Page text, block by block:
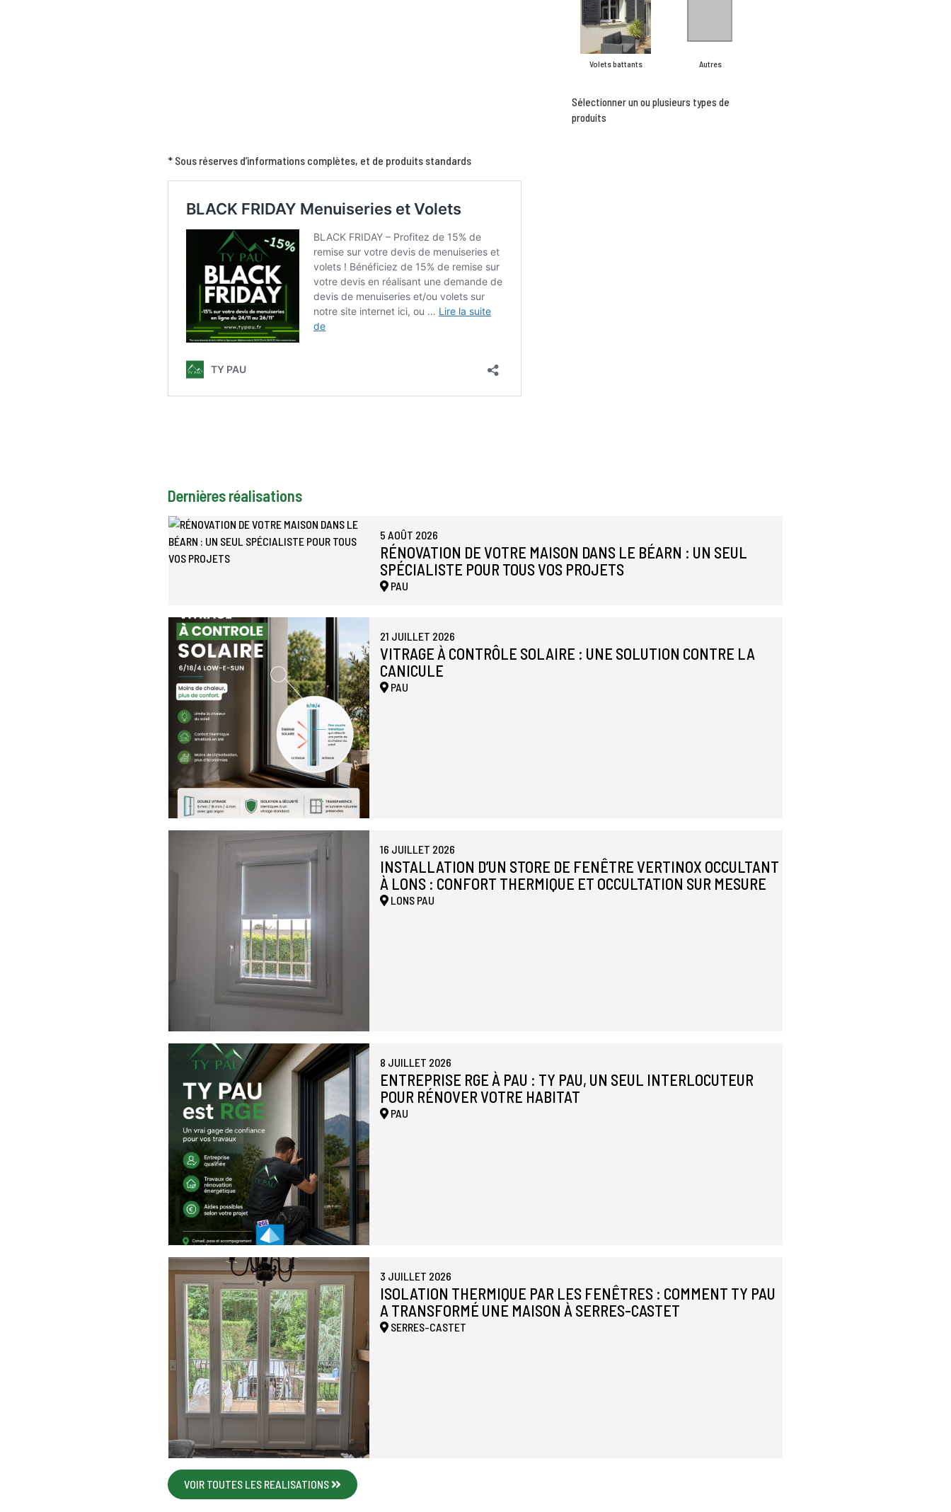
Volets battants Autres
Sélectionner un ou plusieurs types de
produits
* Sous réserves d’informations complètes, et de produits standards
Dernières réalisations
5 AOÛT 2026
RÉNOVATION DE VOTRE MAISON DANS LE BÉARN : UN SEUL
SPÉCIALISTE POUR TOUS VOS PROJETS
PAU
21 JUILLET 2026
VITRAGE À CONTRÔLE SOLAIRE : UNE SOLUTION CONTRE LA
CANICULE
PAU
16 JUILLET 2026
INSTALLATION D’UN STORE DE FENÊTRE VERTINOX OCCULTANT
À LONS : CONFORT THERMIQUE ET OCCULTATION SUR MESURE
LONS PAU
8 JUILLET 2026
ENTREPRISE RGE À PAU : TY PAU, UN SEUL INTERLOCUTEUR
POUR RÉNOVER VOTRE HABITAT
PAU
3 JUILLET 2026
ISOLATION THERMIQUE PAR LES FENÊTRES : COMMENT TY PAU
A TRANSFORMÉ UNE MAISON À SERRES-CASTET
SERRES-CASTET
VOIR TOUTES LES REALISATIONS